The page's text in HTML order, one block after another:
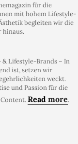
für die
mit hohem Lifestyle-
begleiten wir die
hinaus.
Lifestyle-Brands – In
ist, setzen wir
weckt.
und Passion für die
Read more.